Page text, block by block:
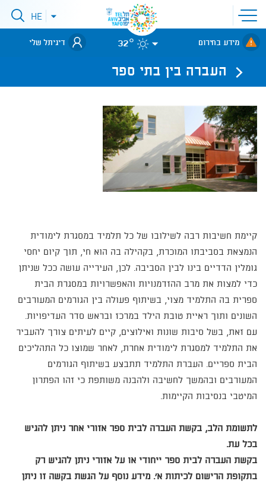
פתיחת
תפריט
אתר
לאתר עיריית
תל-אביב
פתיחתHE
מידע בחירום 32° דיגיתל שלי
העברה בין בתי ספר
קיימת חשיבות רבה לשילובו של כל תלמיד במסגרת לימודית
הנמצאת בסביבתו המוכרת, בקהילה בה הוא חי, תוך קיום יחסי
גומלין הדדיים בינו לבין הסביבה. לכן, העירייה עושה ככל שניתן
כדי למצות את מרב ההזדמנויות והאפשרויות במסגרת הבית
ספרית בה התלמיד מצוי, בשיתוף פעולה בין הגורמים המעורבים
השונים ותוך ראיית טובת הילד במרכז ובראש סדר העדיפויות.
עם זאת, בשל סיבות שונות ואילוצים, קיים לעיתים צורך להעביר
את התלמיד למסגרת לימודית אחרת, לאחר שמוצו כל התהליכים
הבית ספריים. העברת התלמיד תתבצע בשיתוף הגורמים
המעורבים ובהמשך לחשיבה ולהבנה משותפת כי זהו הפתרון
המיטבי בנסיבות הקיימות.
לתשומת הלב, בקשת העברה לבית ספר אזורי אחר ניתן להגיש
בכל עת.
בקשת העברה לבית ספר ייחודי או על אזורי ניתן להגיש רק
בתקופת הרישום לכיתות א'. מידע נוסף על הגשת בקשה זו ניתן